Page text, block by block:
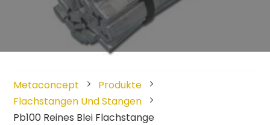
Metaconcept
Produkte
Flachstangen Und Stangen
Pb100 Reines Blei Flachstange